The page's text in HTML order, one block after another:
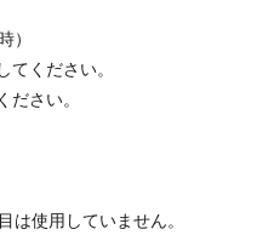
）
ください。
さい。
使用していません。